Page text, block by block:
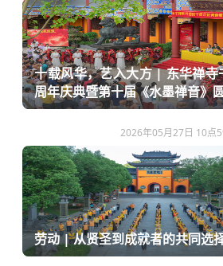
十载风华，艺入大方 | 东华禅寺
周年庆典暨第十届《水墨禅音》
2026年05月27日 10点
劳动 | 从贤圣到成就者的共同选